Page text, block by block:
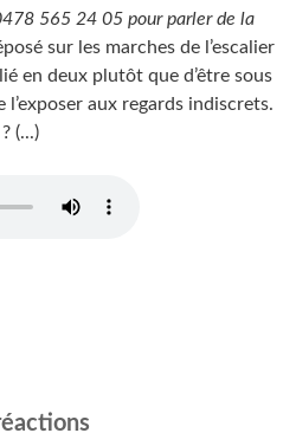
565 24 05 pour parler de la
sur les marches de l’escalier
en deux plutôt que d’être sous
aux regards indiscrets.
(...)